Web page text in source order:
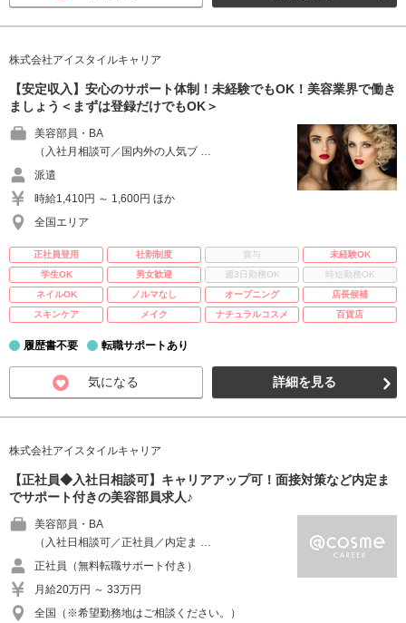
株式会社アイスタイルキャリア
【安定収入】安心のサポート体制！未経験でもOK！美容業界で働き
ましょう＜まずは登録だけでもOK＞
美容部員・BA
（入社月相談可／国内外の人気ブ …
派遣
時給1,410円 ～ 1,600円 ほか
全国エリア
正社員登用 社割制度 賞与
未経験OK
学生OK
男女歓迎 週3日勤務OK
時短勤務OK
ネイルOK
ノルマなし オープニング
店長候補
スキンケア
メイク ナチュラルコスメ 百貨店
履歴書不要 転職サポートあり
気になる 詳細を見る
株式会社アイスタイルキャリア
【正社員◆入社日相談可】キャリアアップ可！面接対策など内定ま
でサポート付きの美容部員求人♪
美容部員・BA
（入社日相談可／正社員／内定ま …
正社員（無料転職サポート付き）
月給20万円 ～ 33万円
全国（※希望勤務地はご相談ください。）